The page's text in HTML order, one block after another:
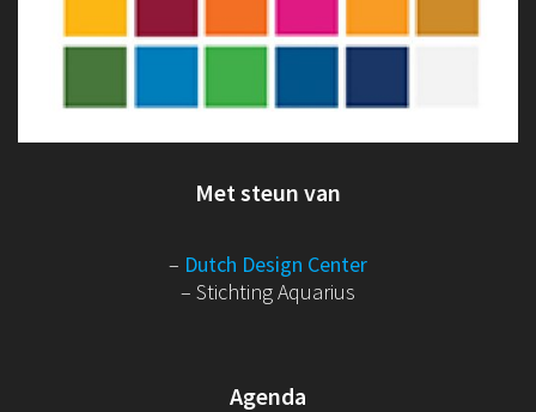
Met steun van
– Dutch Design Center
– Stichting Aquarius
Agenda